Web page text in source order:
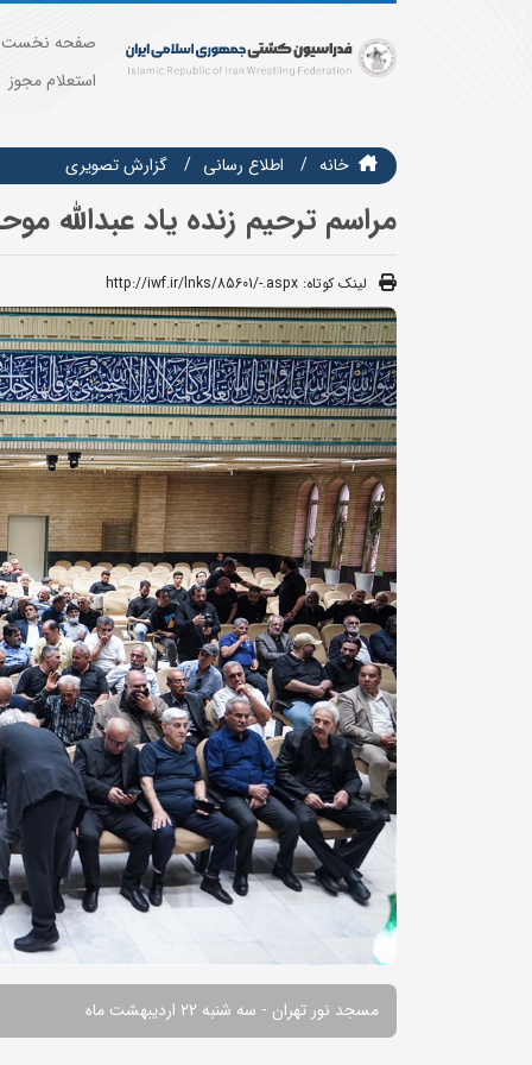
صفحه نخست
استعلام مجوز
خانه اطلاع رسانی گزارش تصويري
مراسم ترحیم زنده یاد عبدالله
لینک کوتاه: http://iwf.ir/lnks/85601/-.aspx
مسجد نور تهران - سه شنبه 22 اردیبهشت ماه